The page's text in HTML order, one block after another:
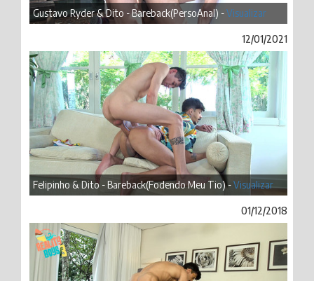
Gustavo Ryder & Dito - Bareback(PersoAnal) -Visualizar
12/01/2021
Felipinho & Dito - Bareback(Fodendo Meu Tio) -Visualizar
01/12/2018